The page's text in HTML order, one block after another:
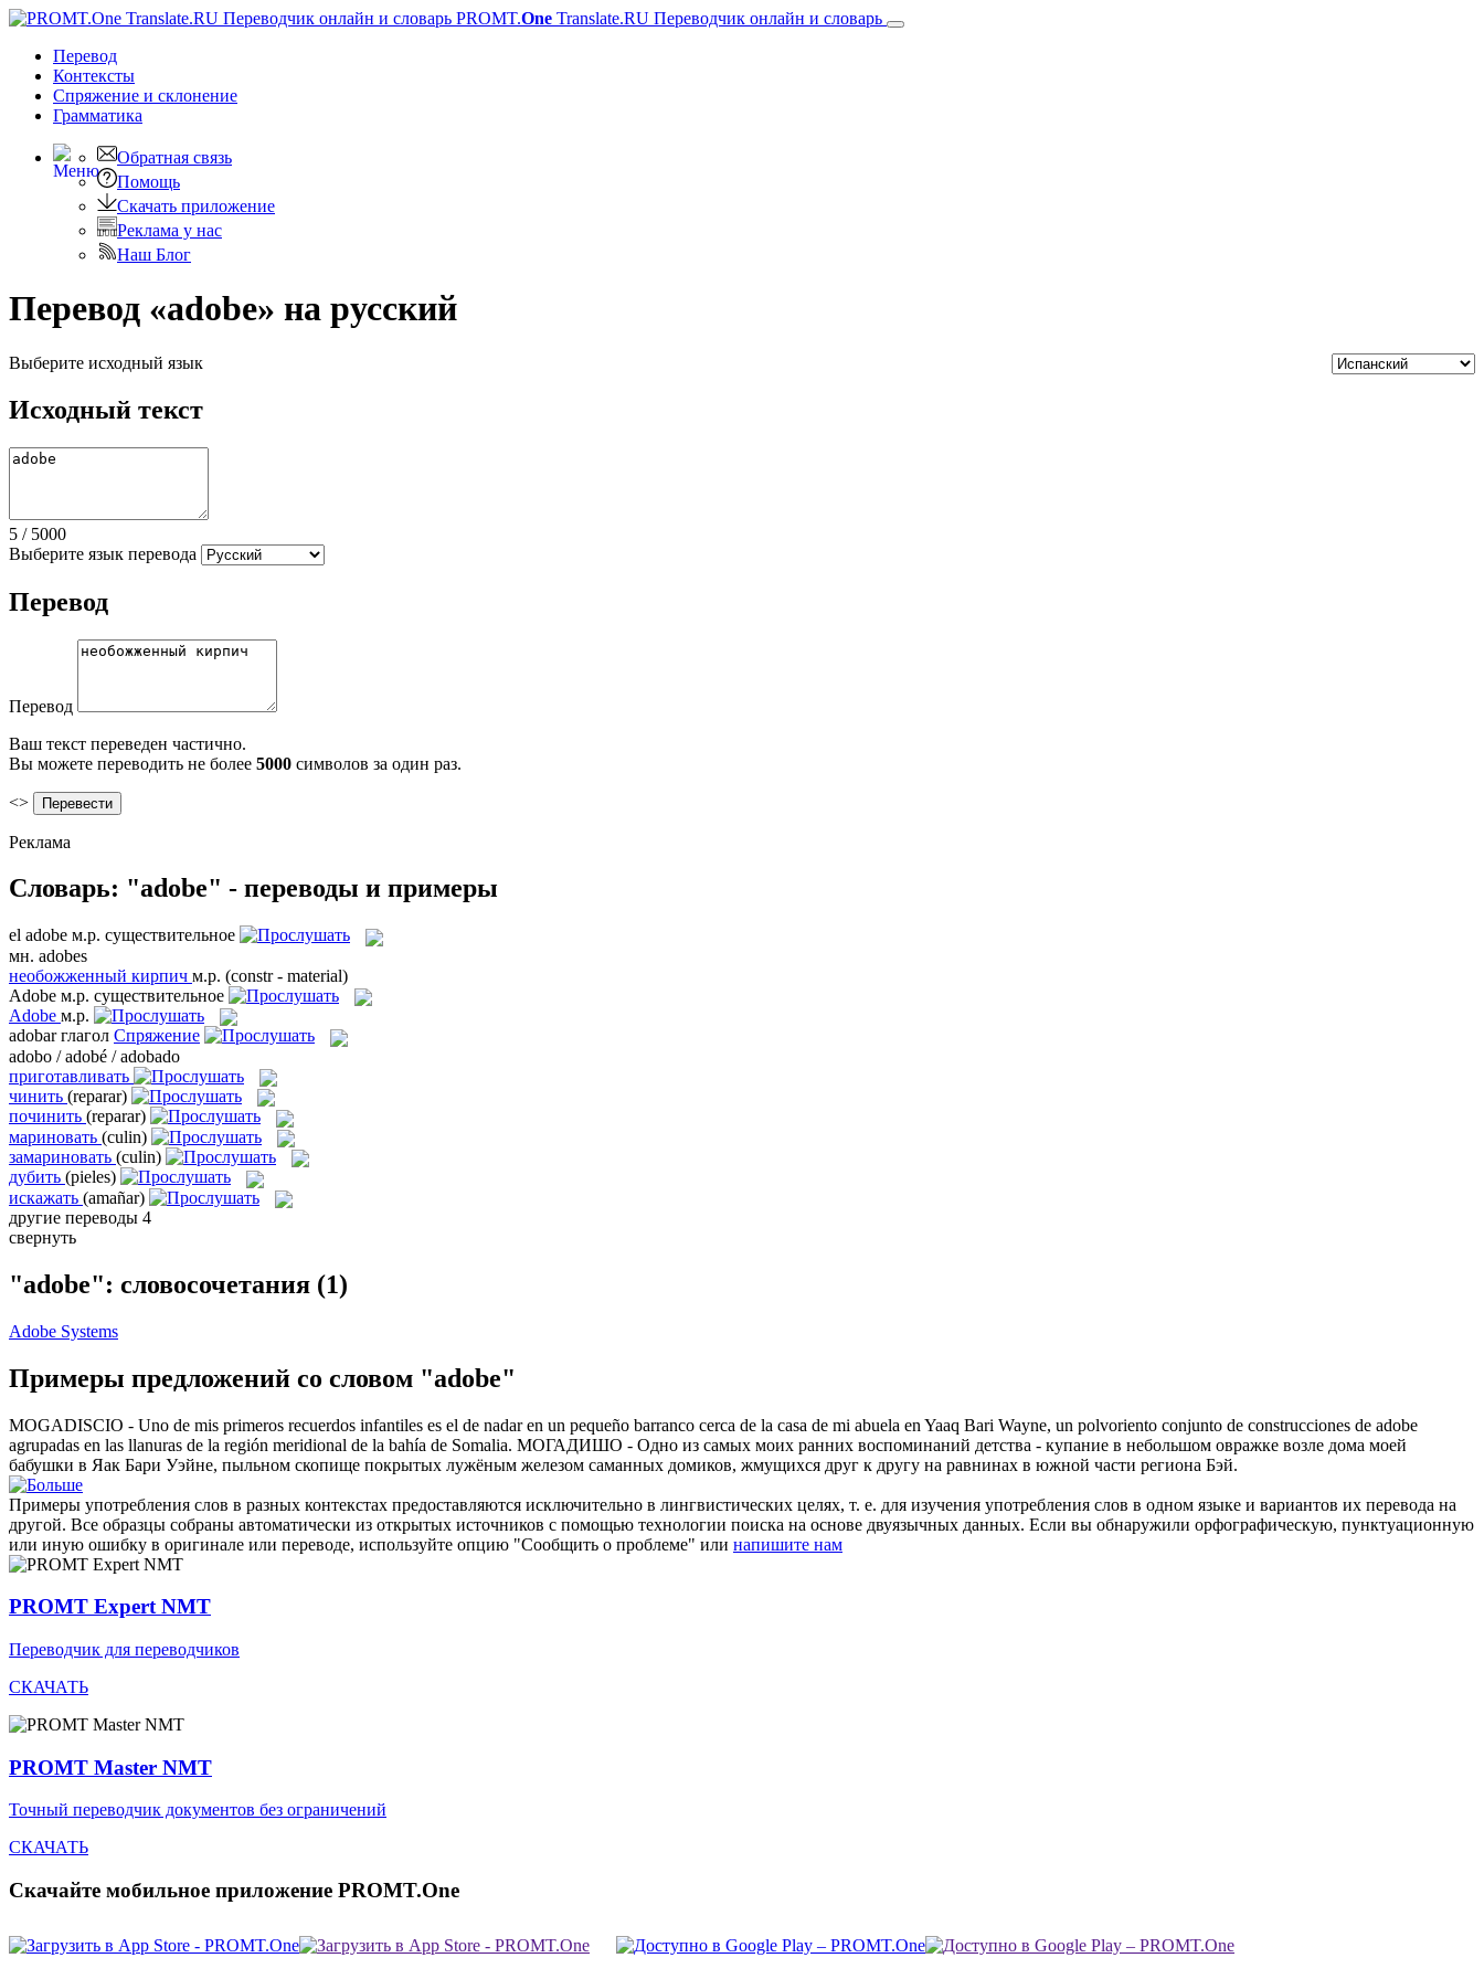
PROMT.One Translate.RU Переводчик онлайн и словарь
Перевод
Контексты
Спряжение и склонение
Грамматика
Обратная связь
Помощь
Скачать приложение
Реклама у нас
Наш Блог
Перевод «adobe» на русский
Выберите исходный язык
Исходный текст
5 / 5000
Выберите язык перевода
Перевод
Перевод
Ваш текст переведен частично.
Вы можете переводить не более 5000 символов за один раз.
<>
Реклама
Словарь: "adobe" - переводы и примеры
el adobe м.р. существительное
мн. adobes
необожженный кирпич м.р. (constr - material)
Adobe м.р. существительное
Adobe м.р.
adobar глагол Спряжение
adobo / adobé / adobado
приготавливать
чинить (reparar)
починить (reparar)
мариновать (culin)
замариновать (culin)
дубить (pieles)
искажать (amañar)
другие переводы 4
свернуть
"adobe": словосочетания (1)
Adobe Systems
Примеры предложений со словом "adobe"
MOGADISCIO - Uno de mis primeros recuerdos infantiles es el de nadar en un pequeño barranco cerca de la casa de mi abuela en Yaaq Bari Wayne, un polvoriento conjunto de construcciones de adobe
agrupadas en las llanuras de la región meridional de la bahía de Somalia. МОГАДИШО - Одно из самых моих ранних воспоминаний детства - купание в небольшом овражке возле дома моей
бабушки в Яак Бари Уэйне, пыльном скопище покрытых лужёным железом саманных домиков, жмущихся друг к другу на равнинах в южной части региона Бэй.
Примеры употребления слов в разных контекстах предоставляются исключительно в лингвистических целях, т. е. для изучения употребления слов в одном языке и вариантов их перевода на
другой. Все образцы собраны автоматически из открытых источников с помощью технологии поиска на основе двуязычных данных. Если вы обнаружили орфографическую, пунктуационную
или иную ошибку в оригинале или переводе, используйте опцию "Сообщить о проблеме" или напишите нам
PROMT Expert NMT
Переводчик для переводчиков
СКАЧАТЬ
PROMT Master NMT
Точный переводчик документов без ограничений
СКАЧАТЬ
Скачайте мобильное приложение PROMT.One